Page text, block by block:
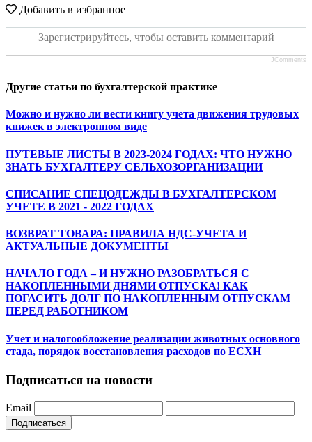
Добавить в избранное
Зарегистрируйтесь, чтобы оставить комментарий
JComments
Другие статьи по бухгалтерской практике
Можно и нужно ли вести книгу учета движения трудовых
книжек в электронном виде
ПУТЕВЫЕ ЛИСТЫ В 2023-2024 ГОДАХ: ЧТО НУЖНО
ЗНАТЬ БУХГАЛТЕРУ СЕЛЬХОЗОРГАНИЗАЦИИ
СПИСАНИЕ СПЕЦОДЕЖДЫ В БУХГАЛТЕРСКОМ
УЧЕТЕ В 2021 - 2022 ГОДАХ
ВОЗВРАТ ТОВАРА: ПРАВИЛА НДС-УЧЕТА И
АКТУАЛЬНЫЕ ДОКУМЕНТЫ
НАЧАЛО ГОДА – И НУЖНО РАЗОБРАТЬСЯ С
НАКОПЛЕННЫМИ ДНЯМИ ОТПУСКА! КАК
ПОГАСИТЬ ДОЛГ ПО НАКОПЛЕННЫМ ОТПУСКАМ
ПЕРЕД РАБОТНИКОМ
Учет и налогообложение реализации животных основного
стада, порядок восстановления расходов по ЕСХН
Подписаться на новости
Email
Подписаться